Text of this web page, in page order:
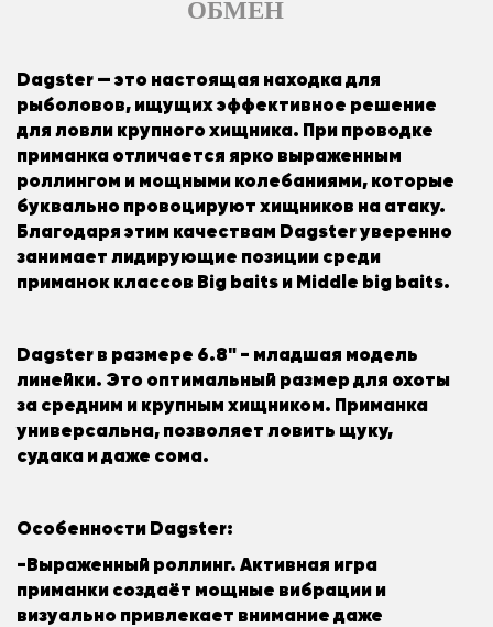
ОБМЕН
Dagster — это настоящая находка для
рыболовов, ищущих эффективное решение
для ловли крупного хищника. При проводке
приманка отличается ярко выраженным
роллингом и мощными колебаниями, которые
буквально провоцируют хищников на атаку.
Благодаря этим качествам Dagster уверенно
занимает лидирующие позиции среди
приманок классов Big baits и Middle big baits.
Dagster в размере 6.8" - младшая модель
линейки. Это оптимальный размер для охоты
за средним и крупным хищником. Приманка
универсальна, позволяет ловить щуку,
судака и даже сома.
Особенности Dagster:
-Выраженный роллинг. Активная игра
приманки создаёт мощные вибрации и
визуально привлекает внимание даже